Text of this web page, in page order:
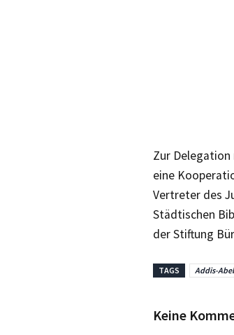
Zur Delegation
eine
Vertreter des
Städtischen
der Stiftung
TAGS Addis-
Keine